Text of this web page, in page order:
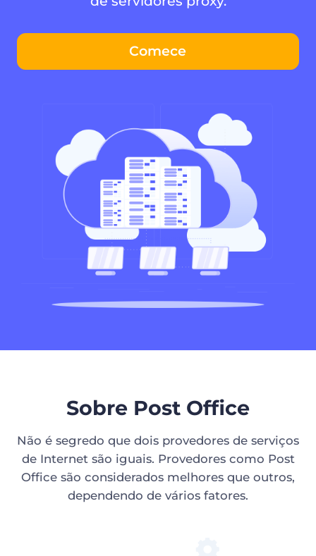
Comece
Sobre Post Office
Não é segredo que dois provedores de serviços
de Internet são iguais. Provedores como Post
Office são considerados melhores que outros,
dependendo de vários fatores.